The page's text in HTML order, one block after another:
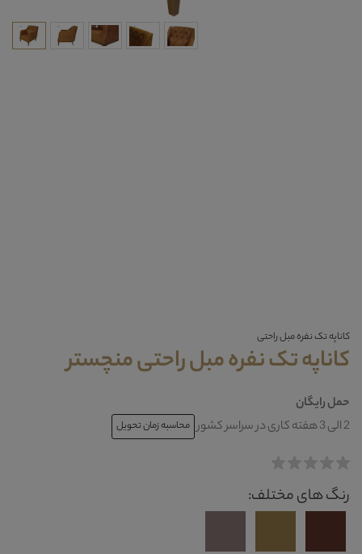
کاناپه تک نفره مبل راحتی
کاناپه تک نفره مبل راحتی منچستر
حمل رایگان
2 الی 3 هفته کاری در سراسر کشور
محاسبه زمان تحویل
رنگ های مختلف: